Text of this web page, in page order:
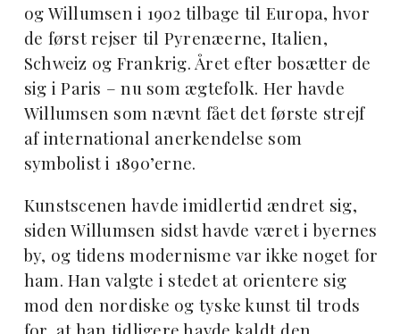
og Willumsen i 1902 tilbage til Europa, hvor
de først rejser til Pyrenæerne, Italien,
Schweiz og Frankrig. Året efter bosætter de
sig i Paris – nu som ægtefolk. Her havde
Willumsen som nævnt fået det første strejf
af international anerkendelse som
symbolist i 1890’erne.
Kunstscenen havde imidlertid ændret sig,
siden Willumsen sidst havde været i byernes
by, og tidens modernisme var ikke noget for
ham. Han valgte i stedet at orientere sig
mod den nordiske og tyske kunst til trods